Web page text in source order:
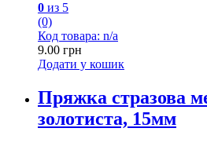
0 из 5
(0)
Код товара: n/a
9.00 грн
Додати у кошик
Пряжка стразова
золотиста, 15мм